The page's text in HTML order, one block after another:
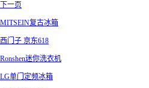
下一页
MITSEIN复古冰箱
西门子 京东618
Ronshen迷你洗衣机
LG单门定频冰箱